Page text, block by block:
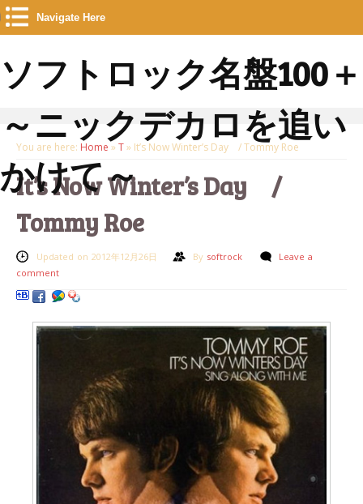
Navigate Here
ソフトロック名盤100＋
～ニックデカロを追い
かけて～
You are here: Home »T» It’s Now Winter’s Day / Tommy Roe
It’s Now Winter’s Day /
Tommy Roe
Updated on 2012年12月26日 By softrock
Leave a
comment